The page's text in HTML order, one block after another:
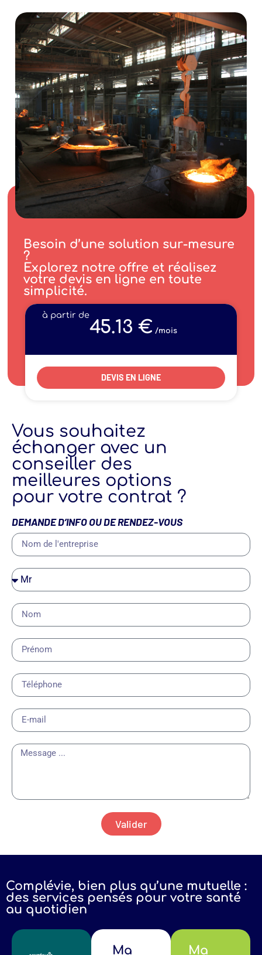
Besoin d’une solution sur-mesure
?
Explorez notre offre et réalisez
votre devis en ligne en toute
simplicité.
à partir de
45.13 € /mois
DEVIS EN LIGNE
Vous souhaitez
échanger avec un
conseiller des
meilleures options
pour votre contrat ?
DEMANDE D’INFO OU DE RENDEZ-VOUS
Valider
Complévie, bien plus qu’une mutuelle :
des services pensés pour votre santé
au quotidien
Ma Ma